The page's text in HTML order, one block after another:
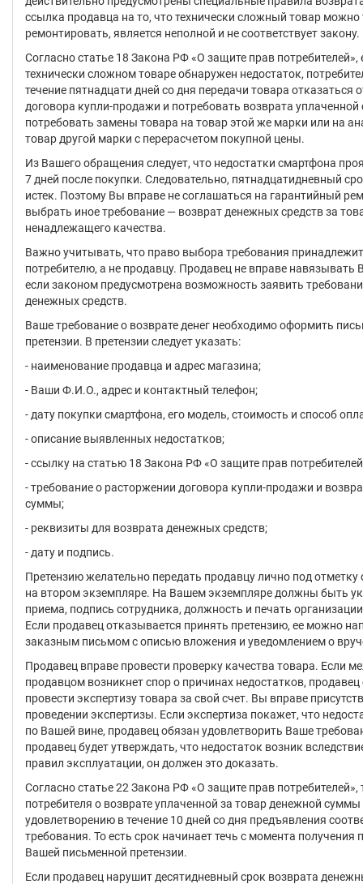
ссылка продавца на то, что технически сложный товар можно
ремонтировать, является неполной и не соответствует закону.
Согласно статье 18 Закона РФ «О защите прав потребителей»,
технически сложном товаре обнаружен недостаток,
течение пятнадцати дней со дня передачи товара отказаться
договора купли-продажи и потребовать возврата
потребовать замены товара на товар этой же марки или на
товар другой марки с перерасчетом покупной цены.
Из Вашего обращения следует, что недостатки смартфона
7 дней после покупки. Следовательно, пятнадцатидневный
истек. Поэтому Вы вправе не соглашаться на гарантийный
выбрать иное требование — возврат денежных средств за
ненадлежащего качества.
Важно учитывать, что право выбора требования
потребителю, а не продавцу. Продавец не вправе навязывать
если законом предусмотрена возможность заявить
денежных средств.
Ваше требование о возврате денег необходимо оформить
претензии. В претензии следует указать:
- наименование продавца и адрес магазина;
- Ваши Ф.И.О., адрес и контактный телефон;
- дату покупки смартфона, его модель, стоимость и способ
- описание выявленных недостатков;
- ссылку на статью 18 Закона РФ «О защите прав
- требование о расторжении договора купли-продажи и
суммы;
- реквизиты для возврата денежных средств;
- дату и подпись.
Претензию желательно передать продавцу лично под отметку
на втором экземпляре. На Вашем экземпляре должны быть
приема, подпись сотрудника, должность и печать
Если продавец отказывается принять претензию, ее можно
заказным письмом с описью вложения и уведомлением о
Продавец вправе провести проверку качества товара. Если
продавцом возникнет спор о причинах недостатков, продавец
провести экспертизу товара за свой счет. Вы вправе
проведении экспертизы. Если экспертиза покажет, что
по Вашей вине, продавец обязан удовлетворить Ваше
продавец будет утверждать, что недостаток возник
правил эксплуатации, он должен это доказать.
Согласно статье 22 Закона РФ «О защите прав потребителей»,
потребителя о возврате уплаченной за товар денежной
удовлетворению в течение 10 дней со дня предъявления
требования. То есть срок начинает течь с момента получения
Вашей письменной претензии.
Если продавец нарушит десятидневный срок возврата